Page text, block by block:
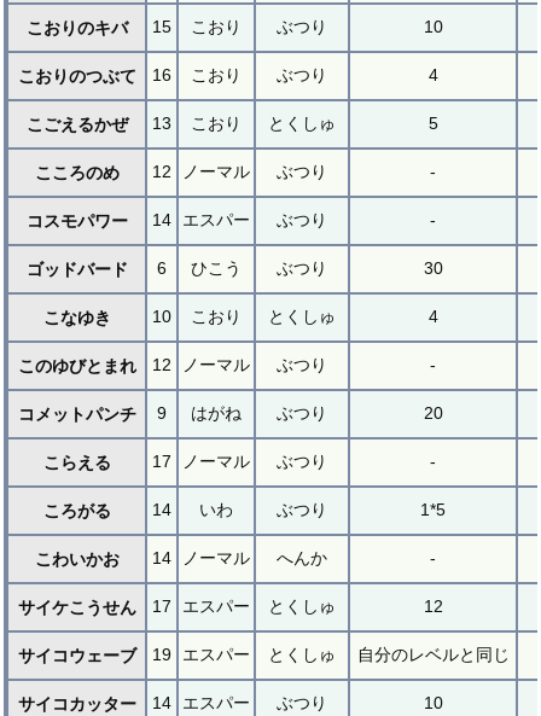
こおりのキバ 15 こおり ぶつり 10
こおりのつぶて 16 こおり ぶつり 4
こごえるかぜ 13 こおり とくしゅ 5
こころのめ 12 ノーマル ぶつり -
コスモパワー 14 エスパー ぶつり -
ゴッドバード 6 ひこう ぶつり 30
こなゆき 10 こおり とくしゅ 4
このゆびとまれ 12 ノーマル ぶつり -
コメットパンチ 9 はがね ぶつり 20
こらえる 17 ノーマル ぶつり -
ころがる 14 いわ ぶつり 1*5
こわいかお 14 ノーマル へんか -
サイケこうせん 17 エスパー とくしゅ 12
サイコウェーブ 19 エスパー とくしゅ 自分のレベルと同じ
サイコカッター 14 エスパー ぶつり 10